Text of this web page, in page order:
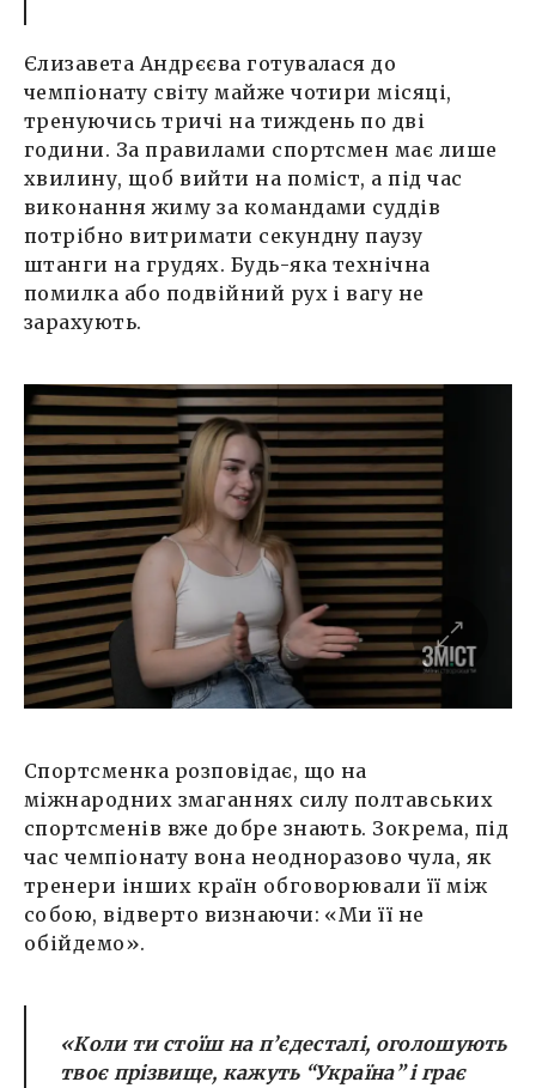
Єлизавета Андрєєва готувалася до
чемпіонату світу майже чотири місяці,
тренуючись тричі на тиждень по дві
години. За правилами спортсмен має лише
хвилину, щоб вийти на поміст, а під час
виконання жиму за командами суддів
потрібно витримати секундну паузу
штанги на грудях. Будь-яка технічна
помилка або подвійний рух і вагу не
зарахують.
Спортсменка розповідає, що на
міжнародних змаганнях силу полтавських
спортсменів вже добре знають. Зокрема, під
час чемпіонату вона неодноразово чула, як
тренери інших країн обговорювали її між
собою, відверто визнаючи: «Ми її не
обійдемо».
«Коли ти стоїш на п’єдесталі, оголошують
твоє прізвище, кажуть “Україна” і грає